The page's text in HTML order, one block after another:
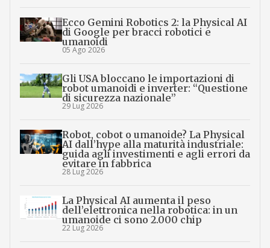
Ecco Gemini Robotics 2: la Physical AI
di Google per bracci robotici e
umanoidi
05 Ago 2026
Gli USA bloccano le importazioni di
robot umanoidi e inverter: “Questione
di sicurezza nazionale”
29 Lug 2026
Robot, cobot o umanoide? La Physical
AI dall’hype alla maturità industriale:
guida agli investimenti e agli errori da
evitare in fabbrica
28 Lug 2026
La Physical AI aumenta il peso
dell’elettronica nella robotica: in un
umanoide ci sono 2.000 chip
22 Lug 2026